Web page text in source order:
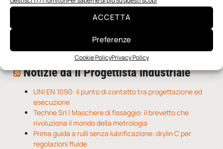
ACCETTA
Preferenze
Cookie PolicyPrivacy Policy
Una nuova mano robotica passa da una pinza all’altra
O-Ring, tecnica e applicazioni
Notizie da Il Progettista Industriale
UNI EN 1090: il punto di contatto tra progettazione ed
esecuzione
Techne Srl | Maschere di fissaggio: il brevetto che
rivoluziona il mondo della metrologia
Prima guida a rulli senza lubrificazione: drylin C per
regolazioni fluide